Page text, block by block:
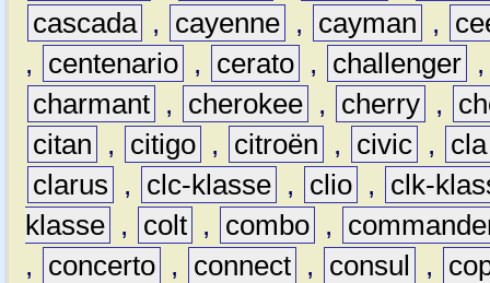
cascada , cayenne , cayman ,
,
centenario , cerato , challenger
charmant , cherokee , cherry ,
citan
, citigo , citroën , civic ,
cla
clarus
, clc-klasse , clio ,
clk-
klasse , colt , combo ,
,
concerto , connect , consul ,